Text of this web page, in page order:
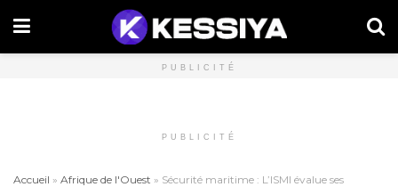
PUBLICITÉ
PUBLICITÉ
Accueil » Afrique de l'Ouest » Sécurité maritime : L’ISMI évalue ses